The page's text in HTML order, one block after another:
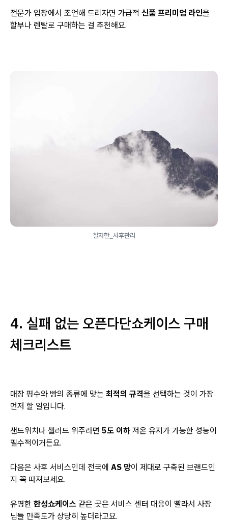
전문가 입장에서 조언해 드리자면 가급적 신품 프리미엄 라인을
할부나 렌탈로 구매하는 걸 추천해요.
철저한_사후관리
4. 실패 없는 오픈다단쇼케이스 구매
체크리스트
매장 평수와 빵의 종류에 맞는 최적의 규격을 선택하는 것이 가장
먼저 할 일입니다.
샌드위치나 샐러드 위주라면 5도 이하 저온 유지가 가능한 성능이
필수적이거든요.
다음은 사후 서비스인데 전국에 AS 망이 제대로 구축된 브랜드인
지 꼭 따져보세요.
유명한 한성쇼케이스 같은 곳은 서비스 센터 대응이 빨라서 사장
님들 만족도가 상당히 높더라고요.